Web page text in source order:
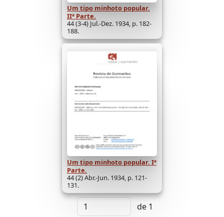
Um tipo minhoto popular.
IIª Parte.
44 (3-4) Jul.-Dez. 1934, p. 182-
188.
Um tipo minhoto popular. Iª
Parte.
44 (2) Abr.-Jun. 1934, p. 121-
131.
de 1